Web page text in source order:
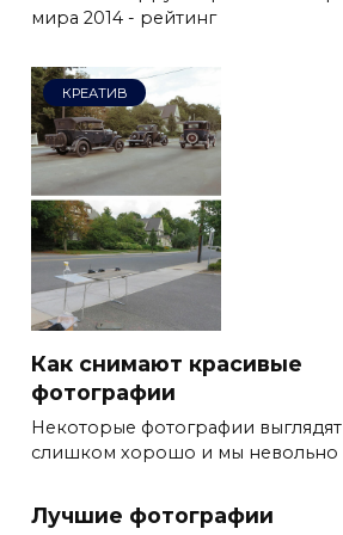
мира 2014 - рейтинг
КРЕАТИВ
Как снимают красивые
фотографии
Некоторые фотографии выглядят
слишком хорошо и мы невольно
Лучшие фотографии